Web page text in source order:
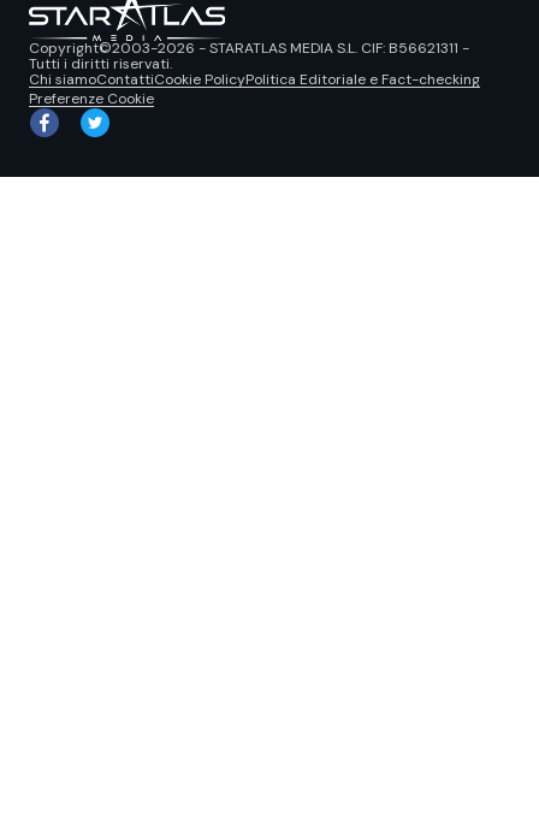
Copyright©2003-2026 - STARATLAS MEDIA S.L. CIF: B56621311 -
Tutti i diritti riservati.
Chi siamoContattiCookie PolicyPolitica Editoriale e Fact-checking
Preferenze Cookie